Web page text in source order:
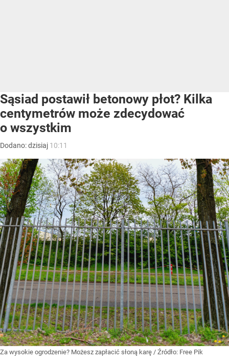
Sąsiad postawił betonowy płot? Kilka
centymetrów może zdecydować
o wszystkim
Dodano:dzisiaj 10:11
Za wysokie ogrodzenie? Możesz zapłacić słoną karę / Źródło: Free Pik